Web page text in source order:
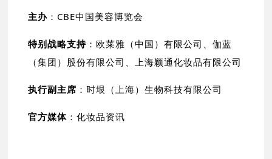
主办 ：CBE中国美容博览会
特别战略支持 ：欧莱雅（中国）有限公司、伽蓝
（集团）股份有限公司、上海颖通化妆品有限公司
执行副主席 ：时垠（上海）生物科技有限公司
官方媒体 ：化妆品资讯